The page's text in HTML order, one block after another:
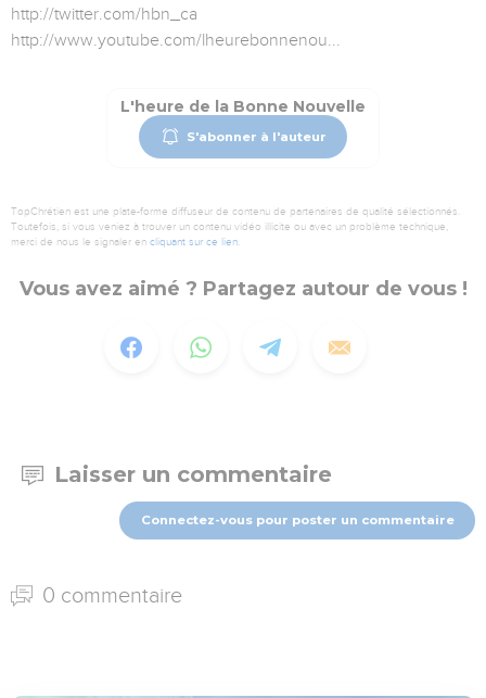
http://twitter.com/hbn_ca
http://www.youtube.com/lheurebonnenou...
L'heure de la Bonne Nouvelle
S'abonner à l'auteur
TopChrétien est une plate-forme diffuseur de contenu de partenaires de qualité sélectionnés.
Toutefois, si vous veniez à trouver un contenu vidéo illicite ou avec un problème technique,
merci de nous le signaler en cliquant sur ce lien.
Vous avez aimé ? Partagez autour de vous !
Laisser un commentaire
Connectez-vous pour poster un commentaire
0 commentaire